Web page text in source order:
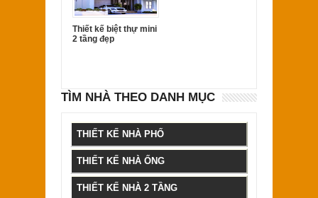
Thiết kế biệt thự mini
2 tầng đẹp
TÌM NHÀ THEO DANH MỤC
THIẾT KẾ NHÀ PHỐ
THIẾT KẾ NHÀ ỐNG
THIẾT KẾ NHÀ 2 TẦNG